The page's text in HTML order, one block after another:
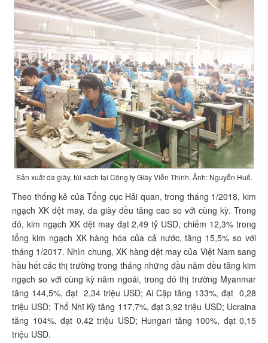
Sản xuất da giày, túi xách tại Công ty Giày Viễn Thịnh. Ảnh: Nguyễn Huế.
Theo thống kê của Tổng cục Hải quan, trong tháng 1/2018, kim
ngạch XK dệt may, da giày đều tăng cao so với cùng kỳ. Trong
đó, kim ngạch XK dệt may đạt 2,49 tỷ USD, chiếm 12,3% trong
tổng kim ngạch XK hàng hóa của cả nước, tăng 15,5% so với
tháng 1/2017. Nhìn chung, XK hàng dệt may của Việt Nam sang
hầu hết các thị trường trong tháng những đầu năm đều tăng kim
ngạch so với cùng kỳ năm ngoái, trong đó thị trường Myanmar
tăng 144,5%, đạt 2,34 triệu USD; Ai Cập tăng 133%, đạt 0,28
triệu USD; Thổ Nhĩ Kỳ tăng 117,7%, đạt 3,92 triệu USD; Ucraina
tăng 104%, đạt 0,42 triệu USD; Hungari tăng 100%, đạt 0,15
triệu USD.